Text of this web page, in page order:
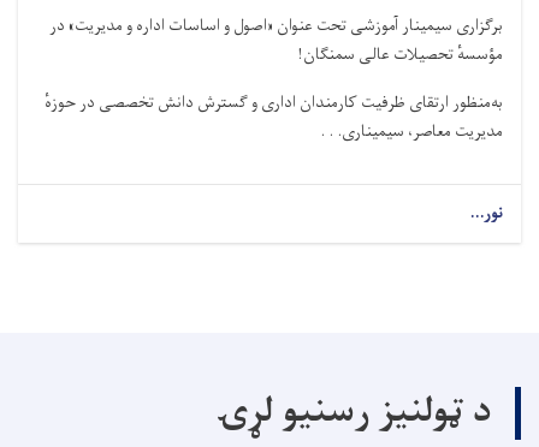
برگزاری سیمینار آموزشی تحت عنوان «اصول و اساسات اداره و مدیریت» در
مؤسسهٔ تحصیلات عالی سمنگان!
به‌منظور ارتقای ظرفیت‌ کارمندان اداری و گسترش دانش تخصصی در حوزهٔ
مدیریت معاصر، سیمیناری. . .
نور...
د ټولنیز رسنیو لړۍ